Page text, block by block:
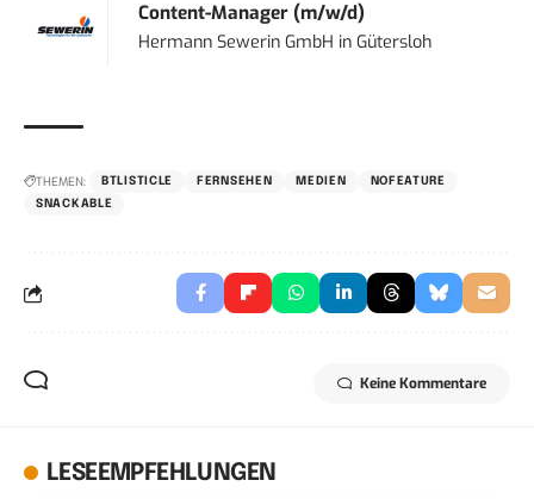
Content-Manager (m/w/d)
Hermann Sewerin GmbH inGütersloh
THEMEN: BTLISTICLE FERNSEHEN MEDIEN
NOFEATURE
SNACKABLE
Keine Kommentare
LESEEMPFEHLUNGEN